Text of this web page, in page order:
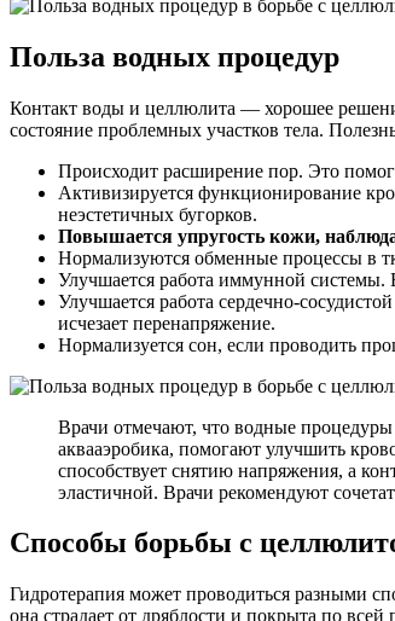
Польза водных процедур
Контакт воды и целлюлита — хорошее
состояние проблемных участков тела.
Происходит расширение пор. Это
Активизируется функционирование
неэстетичных бугорков.
Повышается упругость кожи,
Нормализуются обменные процессы в
Улучшается работа иммунной
Улучшается работа сердечно-
исчезает перенапряжение.
Нормализуется сон, если проводить
Врачи отмечают, что водные процедуры
аквааэробика, помогают улучшить
способствует снятию напряжения, а
эластичной. Врачи рекомендуют
Способы борьбы с
Гидротерапия может проводиться разными
она страдает от дряблости и покрыта по